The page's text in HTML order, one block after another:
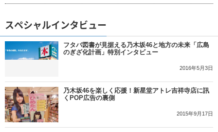
スペシャルインタビュー
フタバ図書が見据える乃木坂46と地方の未来「広島
のぎざ化計画」特別インタビュー
2016年5月3日
乃木坂46を楽しく応援！新星堂アトレ吉祥寺店に訊
くPOP広告の裏側
2015年9月17日